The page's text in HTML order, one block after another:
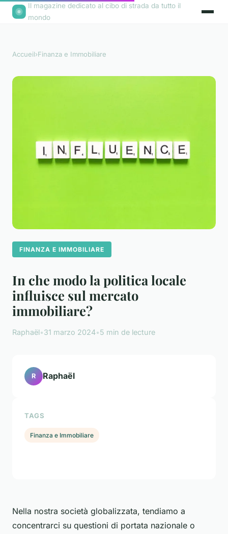
Il magazine dedicato al cibo di strada da tutto il
mondo
Accueil›Finanza e Immobiliare
FINANZA E IMMOBILIARE
In che modo la politica locale
influisce sul mercato
immobiliare?
Raphaël•31 marzo 2024•5 min de lecture
Nella nostra società globalizzata, tendiamo a
concentrarci su questioni di portata nazionale o
R Raphaël
TAGS
Finanza e Immobiliare